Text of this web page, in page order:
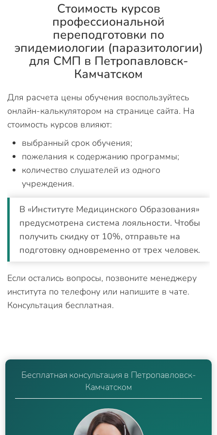
Стоимость курсов
профессиональной
переподготовки по
эпидемиологии (паразитологии)
для СМП в Петропавловск-
Камчатском
Для расчета цены обучения воспользуйтесь
онлайн-калькулятором на странице сайта. На
стоимость курсов влияют:
выбранный срок обучения;
пожелания к содержанию программы;
количество слушателей из одного
учреждения.
В «Институте Медицинского Образования»
предусмотрена система лояльности. Чтобы
получить скидку от 10%, отправьте на
подготовку одновременно от трех человек.
Если остались вопросы, позвоните менеджеру
института по телефону или напишите в чате.
Консультация бесплатная.
Бесплатная консультация в Петропавловск-
Камчатском